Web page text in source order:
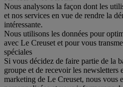
Nous analysons la façon dont les
et nos services en vue de rendre la
intéressante.
Nous utilisons les données pour
avec Le Creuset et pour vous
spéciales
Si vous décidez de faire partie de la
groupe et de recevoir les newsletters
marketing de Le Creuset, nous vous